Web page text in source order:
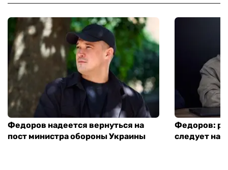
Федоров надеется вернуться на
пост министра обороны Украины
Федоров:
следует